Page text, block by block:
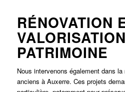
RÉNOVATION
PATRIMOINE
Nous intervenons également dans
anciens à Auxerre. Ces projets